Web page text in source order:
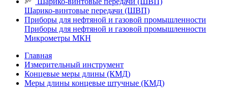
Шарико-винтовые передачи (ШВП)
Приборы для нефтяной и газовой промышленности
Приборы для нефтяной и газовой промышленности
Микрометры МКН
Главная
Измерительный инструмент
Концевые меры длины (КМД)
Меры длины концевые штучные (КМД)